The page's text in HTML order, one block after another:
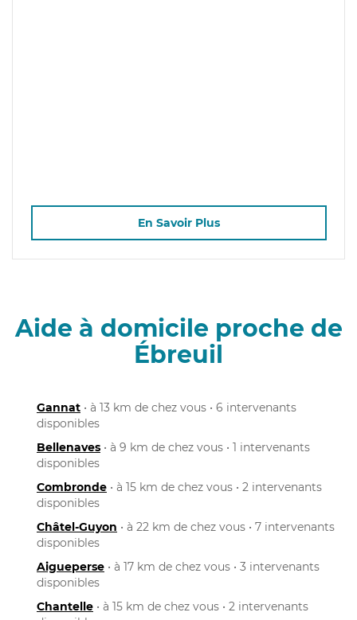
En Savoir Plus
Aide à domicile proche de
Ébreuil
Gannat • à 13 km de chez vous • 6 intervenants
disponibles
Bellenaves • à 9 km de chez vous • 1 intervenants
disponibles
Combronde • à 15 km de chez vous • 2 intervenants
disponibles
Châtel-Guyon • à 22 km de chez vous • 7 intervenants
disponibles
Aigueperse • à 17 km de chez vous • 3 intervenants
disponibles
Chantelle • à 15 km de chez vous • 2 intervenants